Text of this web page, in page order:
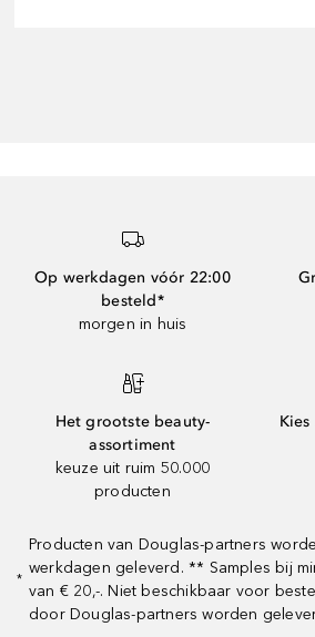
Op werkdagen vóór 22:00
besteld*
morgen in huis
Het grootste beauty-
assortiment
keuze uit ruim 50.000
producten
*
Producten van Douglas-partners
werkdagen geleverd. ** Samples bij
van € 20,-. Niet beschikbaar voor
door Douglas-partners worden